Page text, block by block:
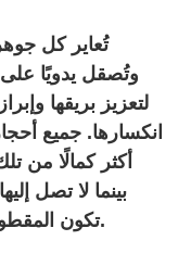
تُعاير كل
وتُصقل يدويًا على
لتعزيز بريقها
انكسارها. جميع
أكثر كمالًا من
تكون المقطوعة آليًا أرخص من المقطوعة يدويًا.